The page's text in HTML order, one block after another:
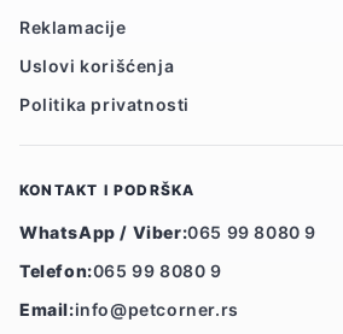
Reklamacije
Uslovi korišćenja
Politika privatnosti
KONTAKT I PODRŠKA
WhatsApp / Viber:065 99 8080 9
Telefon:065 99 8080 9
Email:info@petcorner.rs